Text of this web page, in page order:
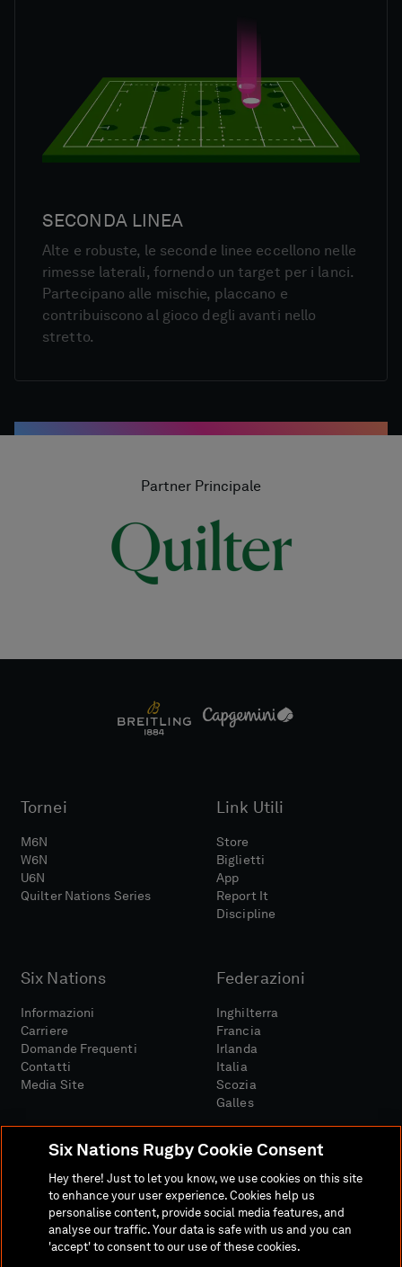
SECONDA LINEA
Alte e robuste, le seconde linee eccellono nelle
rimesse laterali, fornendo un target per i lanci.
Partecipano alle mischie, placcano e
contribuiscono al gioco degli avanti nello
stretto.
Partner Principale
Tornei
M6N
W6N
U6N
Quilter Nations Series
Link Utili
Store
Biglietti
App
Report It
Discipline
Six Nations
Informazioni
Carriere
Domande Frequenti
Contatti
Media Site
Federazioni
Inghilterra
Francia
Irlanda
Italia
Scozia
Galles
Sito MediaTermini E Condizioni
Politica Sulla RiservatezzaInformativa Sui Cookie
Politica Sociale E Digitale
Six Nations Rugby Cookie Consent
Hey there! Just to let you know, we use cookies on this site
to enhance your user experience. Cookies help us
personalise content, provide social media features, and
analyse our traffic. Your data is safe with us and you can
'accept' to consent to our use of these cookies.